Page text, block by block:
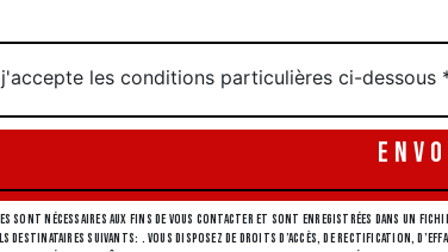
les conditions particulières ci-dessous
sont nécessaires aux fins de vous contacter et sont enregistrées dans un
destinataires suivants: . Vous disposez de droits d’accès, de rectification,